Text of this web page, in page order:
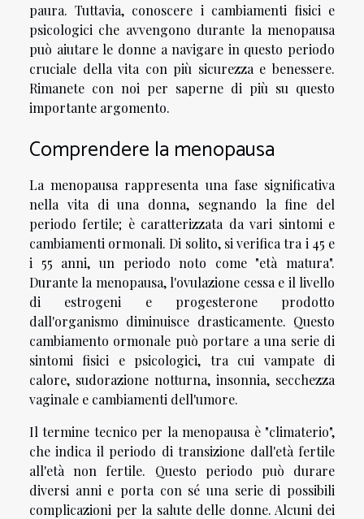
paura. Tuttavia, conoscere i cambiamenti fisici e
psicologici che avvengono durante la menopausa
può aiutare le donne a navigare in questo periodo
cruciale della vita con più sicurezza e benessere.
Rimanete con noi per saperne di più su questo
importante argomento.
Comprendere la menopausa
La menopausa rappresenta una fase significativa
nella vita di una donna, segnando la fine del
periodo fertile; è caratterizzata da vari sintomi e
cambiamenti ormonali. Di solito, si verifica tra i 45 e
i 55 anni, un periodo noto come "età matura".
Durante la menopausa, l'ovulazione cessa e il livello
di estrogeni e progesterone prodotto
dall'organismo diminuisce drasticamente. Questo
cambiamento ormonale può portare a una serie di
sintomi fisici e psicologici, tra cui vampate di
calore, sudorazione notturna, insonnia, secchezza
vaginale e cambiamenti dell'umore.
Il termine tecnico per la menopausa è "climaterio",
che indica il periodo di transizione dall'età fertile
all'età non fertile. Questo periodo può durare
diversi anni e porta con sé una serie di possibili
complicazioni per la salute delle donne. Alcuni dei